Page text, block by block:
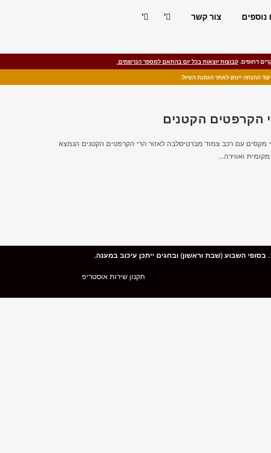
נוספים צור קשר '
'
קבוצות יוצאות בכל יום בהתאם למספר הנרשמים.
הקרפטים הקטנים
מקסים עם רכב צמוד מברטיסלבה לאזור הרי הקרפטים הקטנים הנמצא
ואווירה…
תקנון שירות אוסטריפ